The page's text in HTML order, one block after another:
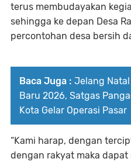
terus membudayakan
sehingga ke depan Desa
percontohan desa bersih
Baca Juga : Jelang
Baru 2026, Satgas
Kota Gelar Operasi Pasar
“Kami harap, dengan
dengan rakyat maka